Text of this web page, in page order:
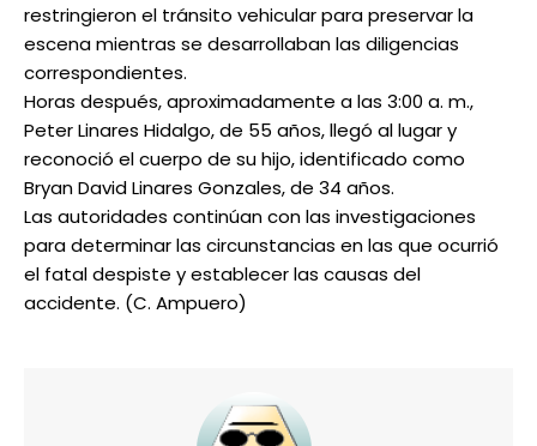
restringieron el tránsito vehicular para preservar la
escena mientras se desarrollaban las diligencias
correspondientes.
Horas después, aproximadamente a las 3:00 a. m.,
Peter Linares Hidalgo, de 55 años, llegó al lugar y
reconoció el cuerpo de su hijo, identificado como
Bryan David Linares Gonzales, de 34 años.
Las autoridades continúan con las investigaciones
para determinar las circunstancias en las que ocurrió
el fatal despiste y establecer las causas del
accidente. (C. Ampuero)